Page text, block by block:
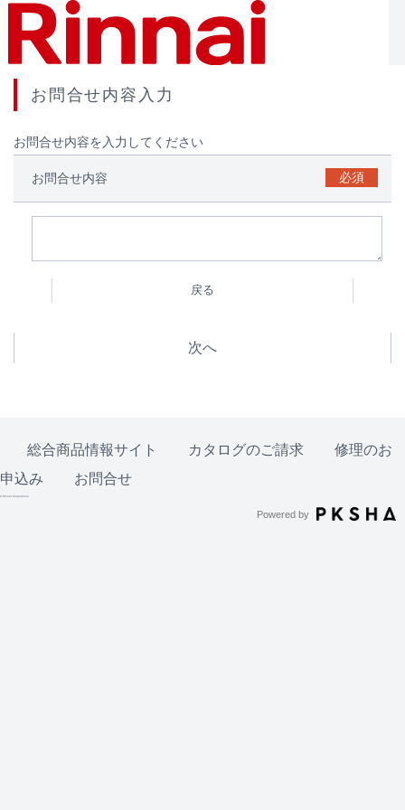
お問合せ内容入力
お問合せ内容を入力してください
お問合せ内容 必須
戻る
次へ
総合商品情報サイト カタログのご請求
修理のお
申込み
お問合せ
© Rinnai Corporation.
Powered by